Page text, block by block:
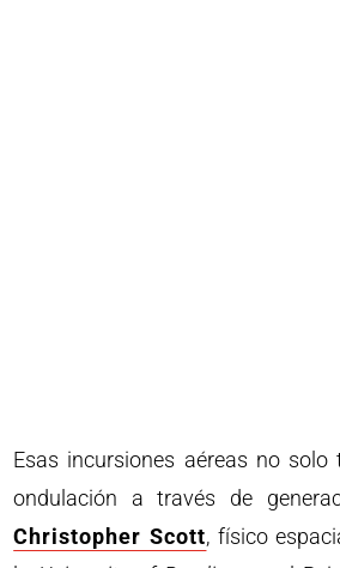
Esas incursiones aéreas no solo
ondulación a través de
Christopher Scott, físico